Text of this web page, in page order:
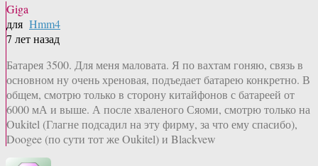
Giga
для Hmm4
7 лет назад
Батарея 3500. Для меня маловата. Я по вахтам гоняю, связь в
основном ну очень хреновая, подъедает батарею конкретно. В
общем, смотрю только в сторону китайфонов с батареей от
6000 мА и выше. А после хваленого Сяоми, смотрю только на
Oukitel (Глагне подсадил на эту фирму, за что ему спасибо),
Doogee (по сути тот же Oukitel) и Blackvew